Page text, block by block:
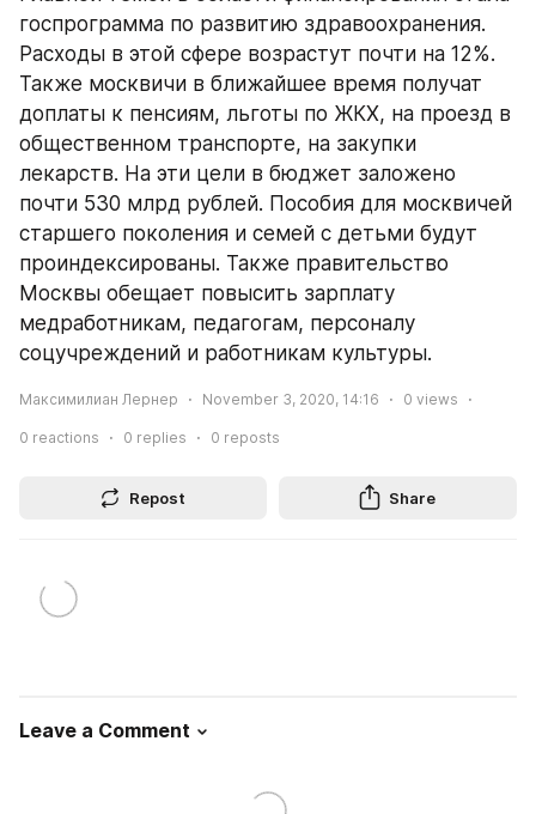
госпрограмма по развитию здравоохранения.
Расходы в этой сфере возрастут почти на 12%.
Также москвичи в ближайшее время получат
доплаты к пенсиям, льготы по ЖКХ, на проезд в
общественном транспорте, на закупки
лекарств. На эти цели в бюджет заложено
почти 530 млрд рублей. Пособия для москвичей
старшего поколения и семей с детьми будут
проиндексированы. Также правительство
Москвы обещает повысить зарплату
медработникам, педагогам, персоналу
соцучреждений и работникам культуры.
Максимилиан Лернер November 3, 2020, 14:16 0 views
0 reactions 0 replies 0 reposts
Repost Share
Leave a Comment